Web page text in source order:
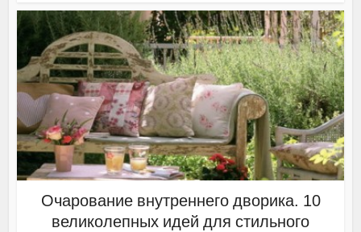
Очарование внутреннего дворика. 10
великолепных идей для стильного